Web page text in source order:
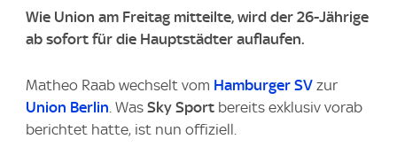
Wie Union am Freitag mitteilte, wird der 26-Jährige
ab sofort für die Hauptstädter auflaufen.
Matheo Raab wechselt vom Hamburger SV zur
Union Berlin. Was Sky Sport bereits exklusiv vorab
berichtet hatte, ist nun offiziell.